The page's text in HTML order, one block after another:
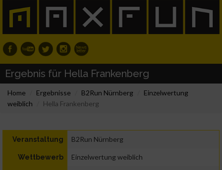
Ergebnis für Hella Frankenberg
Home Ergebnisse B2Run Nürnberg
Einzelwertung
weiblich
Hella Frankenberg
Veranstaltung B2Run Nürnberg
Wettbewerb Einzelwertung weiblich